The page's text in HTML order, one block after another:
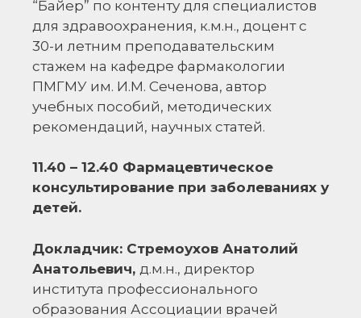
“Байер” по контенту для специалистов
для здравоохранения, к.м.н., доцент с
30-и летним преподавательским
стажем на кафедре фармакологии
ПМГМУ им. И.М. Сеченова, автор
учебных пособий, методических
рекомендаций, научных статей.
11.40 – 12.40 Фармацевтическое
консультирование при заболеваниях у
детей.
Докладчик: Стремоухов Анатолий
Анатольевич, д.м.н., директор
института профессионального
образования Ассоциации врачей